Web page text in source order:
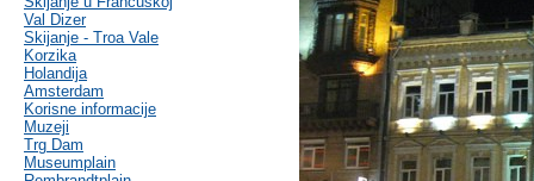
Val Dizer
Skijanje - Troa Vale
Korzika
Holandija
Amsterdam
Korisne informacije
Muzeji
Trg Dam
Museumplain